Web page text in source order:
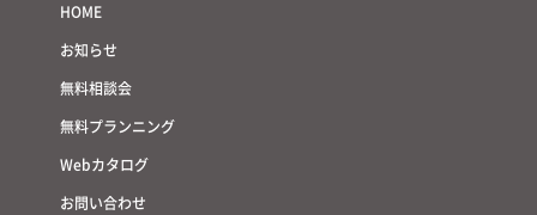
HOME
お知らせ
無料相談会
無料プランニング
Webカタログ
お問い合わせ